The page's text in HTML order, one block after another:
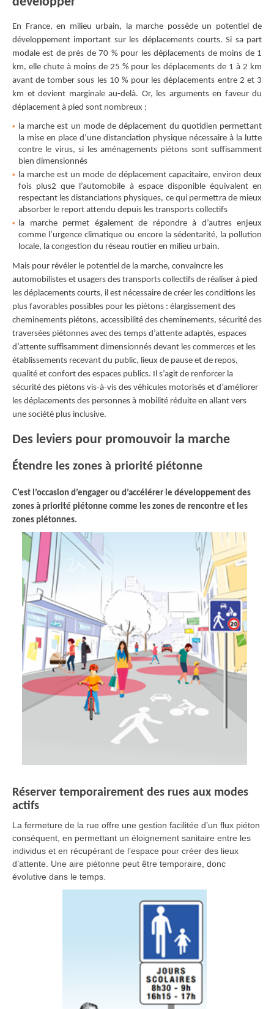
En France, en milieu urbain, la marche possède un potentiel de
développement important sur les déplacements courts. Si sa part
modale est de près de 70 % pour les déplacements de moins de 1
km, elle chute à moins de 25 % pour les déplacements de 1 à 2 km
avant de tomber sous les 10 % pour les déplacements entre 2 et 3
km et devient marginale au-delà. Or, les arguments en faveur du
déplacement à pied sont nombreux :
la marche est un mode de déplacement du quotidien permettant
la mise en place d’une distanciation physique nécessaire à la lutte
contre le virus, si les aménagements piétons sont suﬀisamment
bien dimensionnés
la marche est un mode de déplacement capacitaire, environ deux
fois plus2 que l’automobile à espace disponible équivalent en
respectant les distanciations physiques, ce qui permettra de mieux
absorber le report attendu depuis les transports collectifs
la marche permet également de répondre à d’autres enjeux
comme l’urgence climatique ou encore la sédentarité, la pollution
locale, la congestion du réseau routier en milieu urbain.
Mais pour révéler le potentiel de la marche, convaincre les
automobilistes et usagers des transports collectifs de réaliser à pied
les déplacements courts, il est nécessaire de créer les conditions les
plus favorables possibles pour les piétons : élargissement des
cheminements piétons, accessibilité des cheminements, sécurité des
traversées piétonnes avec des temps d’attente adaptés, espaces
d’attente suﬀisamment dimensionnés devant les commerces et les
établissements recevant du public, lieux de pause et de repos,
qualité et confort des espaces publics. Il s’agit de renforcer la
sécurité des piétons vis-à-vis des véhicules motorisés et d’améliorer
les déplacements des personnes à mobilité réduite en allant vers
une société plus inclusive.
Des leviers pour promouvoir la marche
Étendre les zones à priorité piétonne
C’est l’occasion d’engager ou d’accélérer le développement des
zones à priorité piétonne comme les zones de rencontre et les
zones piétonnes.
Réserver temporairement des rues aux modes
actifs
La fermeture de la rue offre une gestion facilitée d’un flux piéton
conséquent, en permettant un éloignement sanitaire entre les
individus et en récupérant de l’espace pour créer des lieux
d’attente. Une aire piétonne peut être temporaire, donc
évolutive dans le temps.